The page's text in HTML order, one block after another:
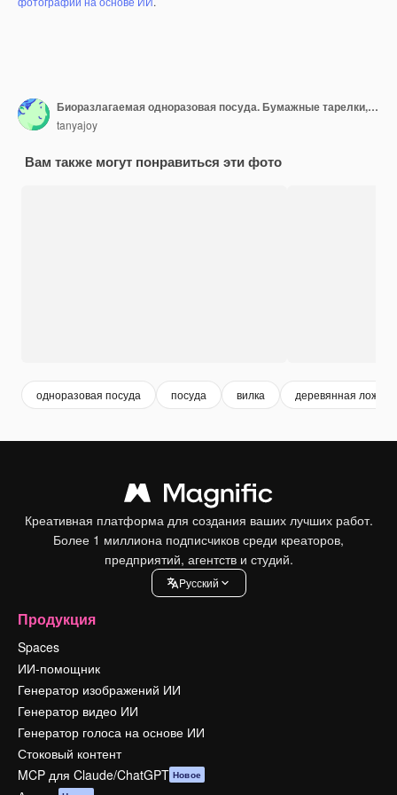
Биоразлагаемая одноразовая посуда. Бумажные тарелки, стаканчики, коробки.
tanyajoy
Вам также могут понравиться эти фото
одноразовая посуда посуда вилка деревянная ложка
Креативная платформа для создания ваших лучших работ.
Более 1 миллиона подписчиков среди креаторов,
предприятий, агентств и студий.
Pусский
Продукция
Spaces
ИИ-помощник
Генератор изображений ИИ
Генератор видео ИИ
Генератор голоса на основе ИИ
Стоковый контент
MCP для Claude/ChatGPT Новое